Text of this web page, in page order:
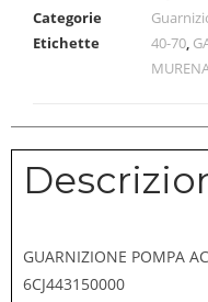
Categorie
Etichette
40-70,
GUARNIZIONE POMPA
6CJ443150000